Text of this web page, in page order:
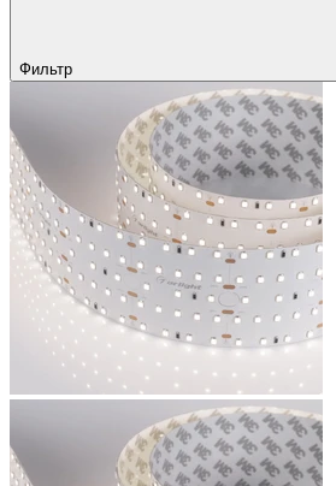
Фильтр